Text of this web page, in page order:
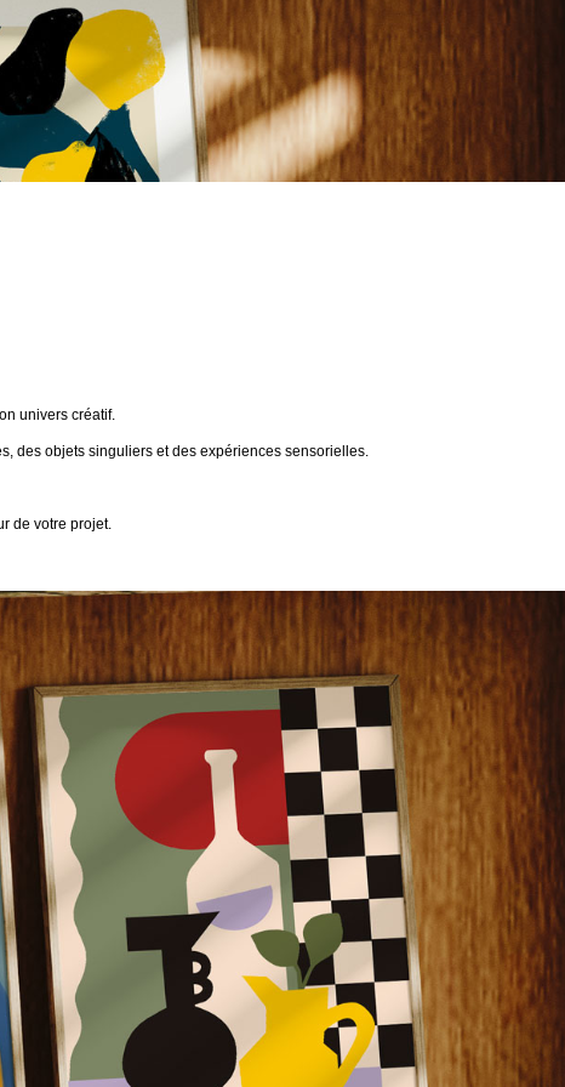
univers créatif.
des objets singuliers et des expériences sensorielles.
de votre projet.